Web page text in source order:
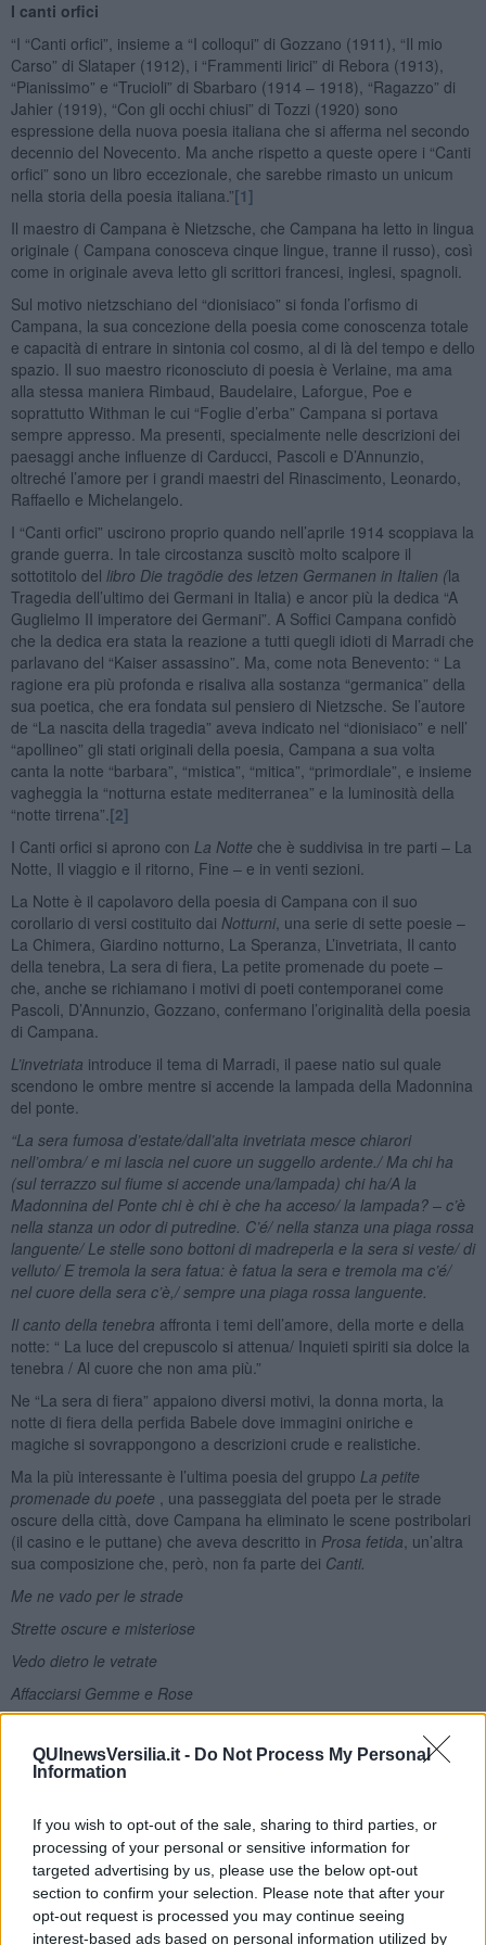
QUInewsVersilia.it - Do Not Process My Personal
Information
If you wish to opt-out of the sale, sharing to third parties, or
processing of your personal or sensitive information for
targeted advertising by us, please use the below opt-out
section to confirm your selection. Please note that after your
opt-out request is processed you may continue seeing
interest-based ads based on personal information utilized by
I canti orfici
“I “Canti orfici”, insieme a “I colloqui” di Gozzano (1911), “Il mio
Carso” di Slataper (1912), i “Frammenti lirici” di Rebora (1913),
“Pianissimo” e “Trucioli” di Sbarbaro (1914 – 1918), “Ragazzo” di
Jahier (1919), “Con gli occhi chiusi” di Tozzi (1920) sono
espressione della nuova poesia italiana che si afferma nel secondo
decennio del Novecento. Ma anche rispetto a queste opere i “Canti
orfici” sono un libro eccezionale, che sarebbe rimasto un unicum
nella storia della poesia italiana.”[1]
Il maestro di Campana è Nietzsche, che Campana ha letto in lingua
originale ( Campana conosceva cinque lingue, tranne il russo), così
come in originale aveva letto gli scrittori francesi, inglesi, spagnoli.
Sul motivo nietzschiano del “dionisiaco” si fonda l’orfismo di
Campana, la sua concezione della poesia come conoscenza totale
e capacità di entrare in sintonia col cosmo, al di là del tempo e dello
spazio. Il suo maestro riconosciuto di poesia è Verlaine, ma ama
alla stessa maniera Rimbaud, Baudelaire, Laforgue, Poe e
soprattutto Withman le cui “Foglie d’erba” Campana si portava
sempre appresso. Ma presenti, specialmente nelle descrizioni dei
paesaggi anche influenze di Carducci, Pascoli e D’Annunzio,
oltreché l’amore per i grandi maestri del Rinascimento, Leonardo,
Raffaello e Michelangelo.
I “Canti orfici” uscirono proprio quando nell’aprile 1914 scoppiava la
grande guerra. In tale circostanza suscitò molto scalpore il
sottotitolo del libro Die tragödie des letzen Germanen in Italien (la
Tragedia dell’ultimo dei Germani in Italia) e ancor più la dedica “A
Guglielmo II imperatore dei Germani”. A Soffici Campana confidò
che la dedica era stata la reazione a tutti quegli idioti di Marradi che
parlavano del “Kaiser assassino”. Ma, come nota Benevento: “ La
ragione era più profonda e risaliva alla sostanza “germanica” della
sua poetica, che era fondata sul pensiero di Nietzsche. Se l’autore
de “La nascita della tragedia” aveva indicato nel “dionisiaco” e nell’
“apollineo” gli stati originali della poesia, Campana a sua volta
canta la notte “barbara”, “mistica”, “mitica”, “primordiale”, e insieme
vagheggia la “notturna estate mediterranea” e la luminosità della
“notte tirrena”. [2]
I Canti orfici si aprono con La Notte che è suddivisa in tre parti – La
Notte, Il viaggio e il ritorno, Fine – e in venti sezioni.
La Notte è il capolavoro della poesia di Campana con il suo
corollario di versi costituito dai Notturni, una serie di sette poesie –
La Chimera, Giardino notturno, La Speranza, L’invetriata, Il canto
della tenebra, La sera di fiera, La petite promenade du poete –
che, anche se richiamano i motivi di poeti contemporanei come
Pascoli, D’Annunzio, Gozzano, confermano l’originalità della poesia
di Campana.
L’invetriata introduce il tema di Marradi, il paese natio sul quale
scendono le ombre mentre si accende la lampada della Madonnina
del ponte.
“La sera fumosa d’estate/dall’alta invetriata mesce chiarori
nell’ombra/ e mi lascia nel cuore un suggello ardente./ Ma chi ha
(sul terrazzo sul fiume si accende una/lampada) chi ha/A la
Madonnina del Ponte chi è chi è che ha acceso/ la lampada? – c’è
nella stanza un odor di putredine. C’é/ nella stanza una piaga rossa
languente/ Le stelle sono bottoni di madreperla e la sera si veste/ di
velluto/ E tremola la sera fatua: è fatua la sera e tremola ma c’é/
nel cuore della sera c’è,/ sempre una piaga rossa languente.
Il canto della tenebra affronta i temi dell’amore, della morte e della
notte: “ La luce del crepuscolo si attenua/ Inquieti spiriti sia dolce la
tenebra / Al cuore che non ama più.”
Ne “La sera di fiera” appaiono diversi motivi, la donna morta, la
notte di fiera della perfida Babele dove immagini oniriche e
magiche si sovrappongono a descrizioni crude e realistiche.
Ma la più interessante è l’ultima poesia del gruppo La petite
promenade du poete
, una passeggiata del poeta per le strade
oscure della città, dove Campana ha eliminato le scene postribolari
(il casino e le puttane) che aveva descritto in Prosa fetida , un’altra
sua composizione che, però, non fa parte dei Canti.
Me ne vado per le strade
Strette oscure e misteriose
Vedo dietro le vetrate
Affacciarsi Gemme e Rose
C’è chi scende brancolando
Stan le ciane[3]commentando.
In Prosa fetida
Dove dietro le vetrate
Se ne stanno Gemme e Rose